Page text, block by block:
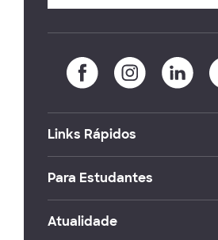
Links Rápidos
Para Estudantes
Atualidade